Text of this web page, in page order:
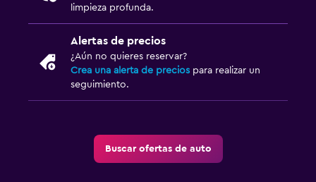
limpieza profunda.
Alertas de precios
¿Aún no quieres reservar?
Crea una alerta de precios para realizar un
seguimiento.
Buscar ofertas de auto